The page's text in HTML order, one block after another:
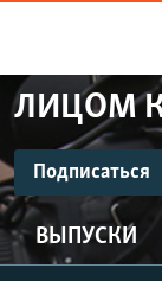
доступа
Вернуться
к
основному
содержанию
ПРОГРАММЫ
ПОДКАСТЫ
АВТОРСКИЕ
ЦИТАТЫ
ЛИЦОМ
Подписаться
ВЫПУСКИ